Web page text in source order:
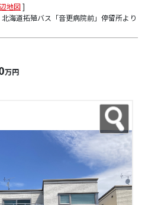
地図]
海道拓殖バス「音更病院前」停留所より
万円